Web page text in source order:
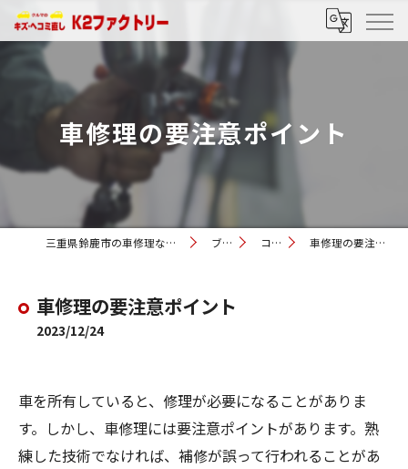
車修理の要注意ポイント
三重県鈴鹿市の車修理ならK2ファクトリー ブログ コラム 車修理の要注意ポイント
車修理の要注意ポイント
2023/12/24
車を所有していると、修理が必要になることがありま
す。しかし、車修理には要注意ポイントがあります。熟
練した技術でなければ、補修が誤って行われることがあ